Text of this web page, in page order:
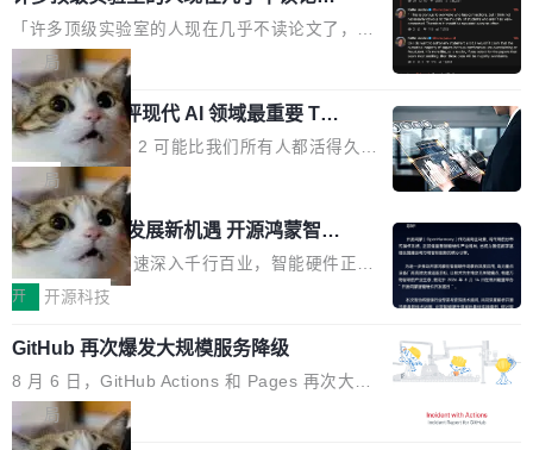
个表单字段，每个字段还有联动逻辑；比如我
想...
的严苛使用需求。 澎湃功率，紧凑机身 钛金雕1
600PG5 AI TOP具备强悍输出功率，同时实现
机身尺寸大幅精简。整机长度仅16厘米，属于同
功率段机身尺寸十分紧凑的1600W电源产品。小
巧机身有效提升市面主流标准A...
元。数字广告与公共关系相关服务市场更是从20
25年的8463亿美元扩张至2026年的8763亿美
元。数字的背后是一个清晰的事实——品牌对专
业化营销服务的需求从未如此迫切。 但市场扩容
的同时,服务商的竞争逻辑正在改变。2026年Top
Agency年度合辑的观察指出,“产品”这个离消费
者最近的载体,在整个品牌营销层面的权重显著变
高了。全域营销服务商的竞争正在从规模转向深
度,案例厚度、全域覆盖、多线协同...
了
「许多顶级实验室的人现在几乎不读论文了，而
且他们认为 ICLR/ICML/NeurIPS 充斥着大量过
度宣传和欺诈。」 OpenAI 研究员 Keller Jorda
n 这条推文引发了广泛讨论。他不是在说风凉
话，他是说出了一个圈内人尽皆知但很少公开捅
破的事实。 Jordan 随后补充了一句软化声明：
「我不认为这些会议上大部分论文都在过度宣传
或造假。问题是，作为读者，如果你筛选出那些
看起来最令人兴奋的论文，那它们大部分都是过
度宣传的。」 这才是真正的痛点。不是所有论文
都有问题，是最吸引眼球的那批论文最有问题。
他引用的帖子来自 Mathew Shen，一位 ICLR 2
026 的读者：「看了篇 ...
局
xAI 前工程师评现代 AI 领域最重要 Top
3 开源项目
Flash Attention 2 可能比我们所有人都活得久。
这句话不是来自某个技术博客，而是出自 Hieu
Pham 的一条推文。Hieu Pham 是谁？他是 xAI
的早期工程师之一，在 Grok 训练基础设施团队
工作过。近日他在 X 上发了一条帖子，列出了他
认为现代 AI 领域最重要的三个开源项目。 第一
理由很具体。FA 系列不需要解释，但 FA2 是他
认为最重要的一个——复杂度恰到好处，刚好能
驱动你去学 CuTe，但还没被那些"邪恶的" Hopp
er++ 优化所淹没，足够容易修改和适配。 更关
局
共商智能硬件发展新机遇 开源鸿蒙智能
硬件开发者日杭州站即将举行
随着万物智联加速深入千行百业，智能硬件正从
单点设备迈向智能化、网联化、协同化发展。作
鸿蒙通过统一技术底座和分布式能力，为不同类
型智能设备的开发、连接与互联提供关键支撑，
也为产业链企业探索产品创新与商业增长打开新
的空间。 8月14日，开源鸿蒙智能硬件开发者日
开 开源科技
GitHub 再次爆发大规模服务降级
8 月 6 日，GitHub Actions 和 Pages 再次大规
模服务降级，Actions 完全不可用超过 5 小时，
webhook 停发，连自托管 runner 也因调度层故
局